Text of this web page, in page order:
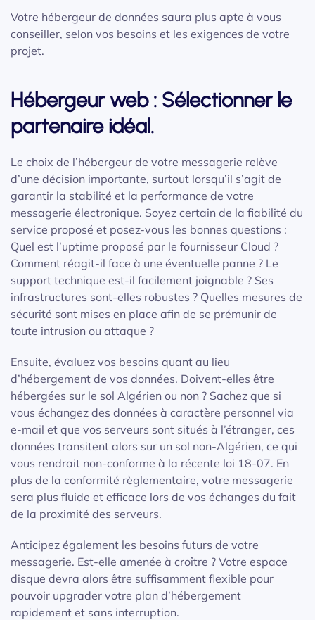
Votre hébergeur de données saura plus apte à vous
conseiller, selon vos besoins et les exigences de votre
projet.
Hébergeur web : Sélectionner le
partenaire idéal.
Le choix de l’hébergeur de votre messagerie relève
d’une décision importante, surtout lorsqu’il s’agit de
garantir la stabilité et la performance de votre
messagerie électronique. Soyez certain de la fiabilité du
service proposé et posez-vous les bonnes questions :
Quel est l’uptime proposé par le fournisseur Cloud ?
Comment réagit-il face à une éventuelle panne ? Le
support technique est-il facilement joignable ? Ses
infrastructures sont-elles robustes ? Quelles mesures de
sécurité sont mises en place afin de se prémunir de
toute intrusion ou attaque ?
Ensuite, évaluez vos besoins quant au lieu
d’hébergement de vos données. Doivent-elles être
hébergées sur le sol Algérien ou non ? Sachez que si
vous échangez des données à caractère personnel via
e-mail et que vos serveurs sont situés à l’étranger, ces
données transitent alors sur un sol non-Algérien, ce qui
vous rendrait non-conforme à la récente loi 18-07. En
plus de la conformité règlementaire, votre messagerie
sera plus fluide et efficace lors de vos échanges du fait
de la proximité des serveurs.
Anticipez également les besoins futurs de votre
messagerie. Est-elle amenée à croître ? Votre espace
disque devra alors être suffisamment flexible pour
pouvoir upgrader votre plan d’hébergement
rapidement et sans interruption.